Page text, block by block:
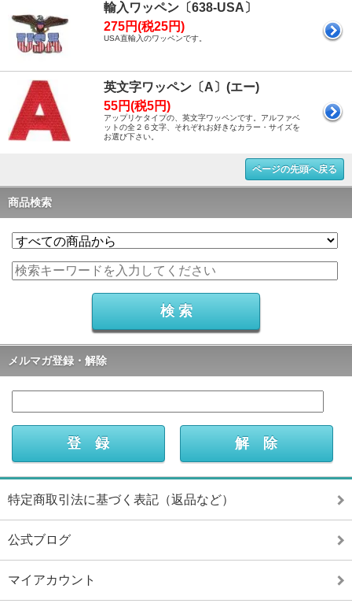
輸入ワッペン〔638-USA〕
275円(税25円)
USA直輸入のワッペンです。
英文字ワッペン〔A〕(エー)
55円(税5円)
アップリケタイプの、英文字ワッペンです。アルファベ
ットの全２６文字、それぞれお好きなカラー・サイズを
お選び下さい。
ページの先頭へ戻る
商品検索
メルマガ登録・解除
特定商取引法に基づく表記（返品など）
公式ブログ
マイアカウント